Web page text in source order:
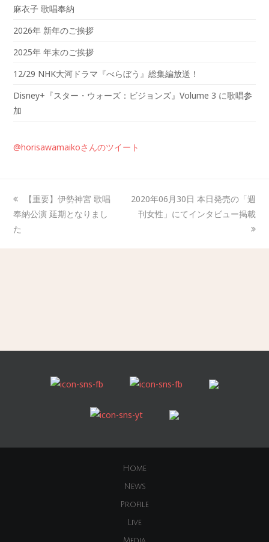
麻衣子 歌唱奉納
2026年 新年のご挨拶
2025年 年末のご挨拶
12/29 NHK大河ドラマ『べらぼう』総集編放送！
Disney+『スター・ウォーズ：ビジョンズ』Volume 3 に歌唱参
加
@horisawamaikoさんのツイート
【重要】伊勢神宮 歌唱
奉納公演 延期となりまし
た
2020年06月30日 本日発売の「週
刊女性」にてインタビュー掲載
Home
News
Profile
Live